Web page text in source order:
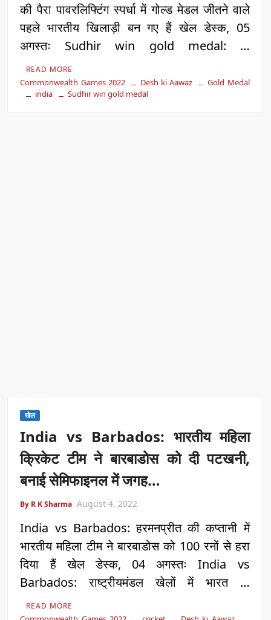
की पैरा पावरलिफ्टिंग स्पर्धा में गोल्ड मेडल जीतने वाले
पहले भारतीय खिलाड़ी बन गए हैं खेल डेस्क, 05
अगस्तः Sudhir win gold medal: …
READ MORE
Commonwealth Games 2022 Desh ki Aawaz
Gold Medal
india
Sudhir win gold medal
खेल
India vs Barbados: भारतीय महिला
क्रिकेट टीम ने बारबाडोस को दी पटखनी,
बनाई सेमिफाइनल में जगह…
By R K Sharma August 4, 2022
India vs Barbados: हरमनप्रीत की कप्तानी में
भारतीय महिला टीम ने बारबाडोस को 100 रनों से हरा
दिया हैं खेल डेस्क, 04 अगस्तः India vs
Barbados: राष्ट्रीयमंडल खेलों में भारत …
READ MORE